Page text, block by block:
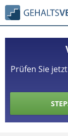
Prüfen Sie